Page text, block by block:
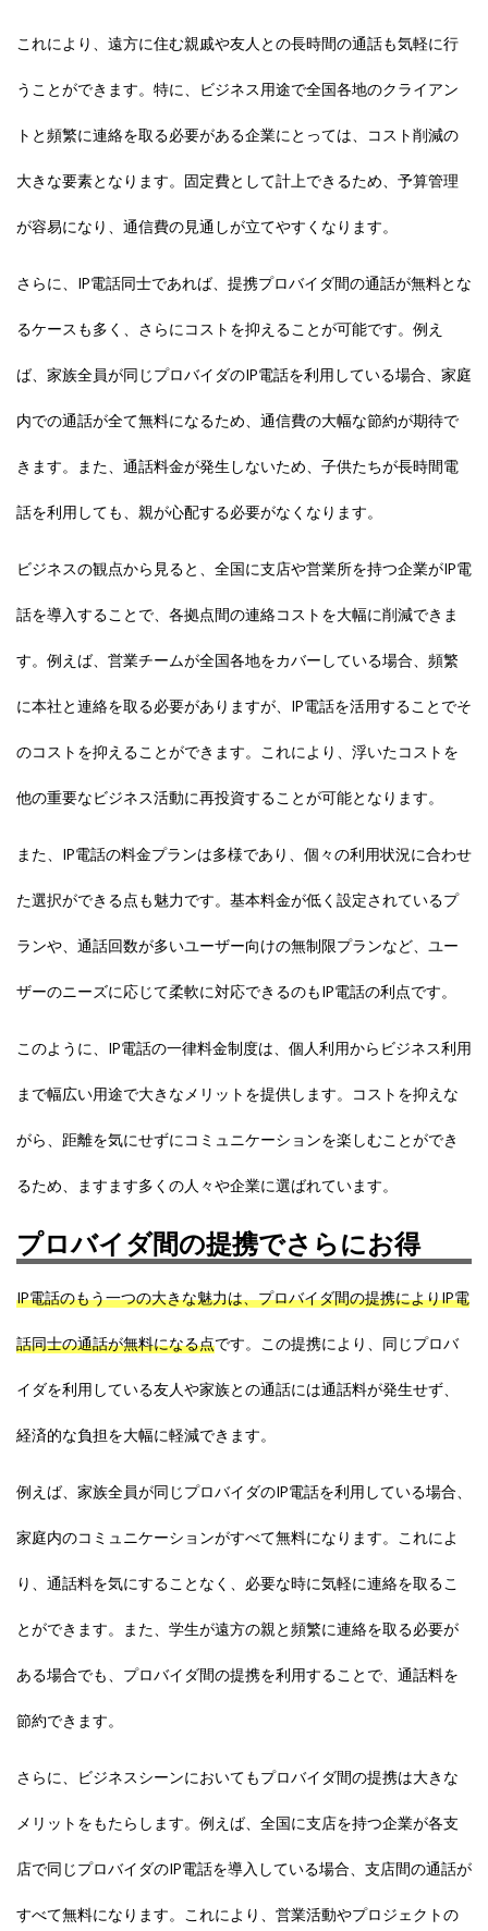
これにより、遠方に住む親戚や友人との長時間の通話も気軽に行
うことができます。特に、ビジネス用途で全国各地のクライアン
トと頻繁に連絡を取る必要がある企業にとっては、コスト削減の
大きな要素となります。固定費として計上できるため、予算管理
が容易になり、通信費の見通しが立てやすくなります。
さらに、IP電話同士であれば、提携プロバイダ間の通話が無料とな
るケースも多く、さらにコストを抑えることが可能です。例え
ば、家族全員が同じプロバイダのIP電話を利用している場合、家庭
内での通話が全て無料になるため、通信費の大幅な節約が期待で
きます。また、通話料金が発生しないため、子供たちが長時間電
話を利用しても、親が心配する必要がなくなります。
ビジネスの観点から見ると、全国に支店や営業所を持つ企業がIP電
話を導入することで、各拠点間の連絡コストを大幅に削減できま
す。例えば、営業チームが全国各地をカバーしている場合、頻繁
に本社と連絡を取る必要がありますが、IP電話を活用することでそ
のコストを抑えることができます。これにより、浮いたコストを
他の重要なビジネス活動に再投資することが可能となります。
また、IP電話の料金プランは多様であり、個々の利用状況に合わせ
た選択ができる点も魅力です。基本料金が低く設定されているプ
ランや、通話回数が多いユーザー向けの無制限プランなど、ユー
ザーのニーズに応じて柔軟に対応できるのもIP電話の利点です。
このように、IP電話の一律料金制度は、個人利用からビジネス利用
まで幅広い用途で大きなメリットを提供します。コストを抑えな
がら、距離を気にせずにコミュニケーションを楽しむことができ
るため、ますます多くの人々や企業に選ばれています。
プロバイダ間の提携でさらにお得
IP電話のもう一つの大きな魅力は、プロバイダ間の提携によりIP電
話同士の通話が無料になる点です。この提携により、同じプロバ
イダを利用している友人や家族との通話には通話料が発生せず、
経済的な負担を大幅に軽減できます。
例えば、家族全員が同じプロバイダのIP電話を利用している場合、
家庭内のコミュニケーションがすべて無料になります。これによ
り、通話料を気にすることなく、必要な時に気軽に連絡を取るこ
とができます。また、学生が遠方の親と頻繁に連絡を取る必要が
ある場合でも、プロバイダ間の提携を利用することで、通話料を
節約できます。
さらに、ビジネスシーンにおいてもプロバイダ間の提携は大きな
メリットをもたらします。例えば、全国に支店を持つ企業が各支
店で同じプロバイダのIP電話を導入している場合、支店間の通話が
すべて無料になります。これにより、営業活動やプロジェクトの